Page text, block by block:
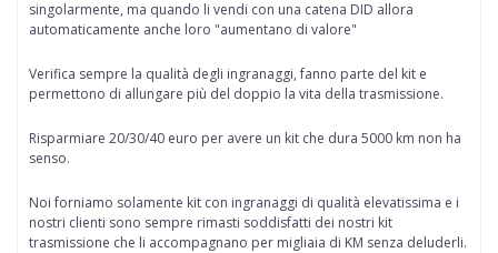
singolarmente, ma quando li vendi con una catena DID allora
automaticamente anche loro "aumentano di valore"
Verifica sempre la qualità degli ingranaggi, fanno parte del kit e
permettono di allungare più del doppio la vita della trasmissione.
Risparmiare 20/30/40 euro per avere un kit che dura 5000 km non ha
senso.
Noi forniamo solamente kit con ingranaggi di qualità elevatissima e i
nostri clienti sono sempre rimasti soddisfatti dei nostri kit
trasmissione che li accompagnano per migliaia di KM senza deluderli.